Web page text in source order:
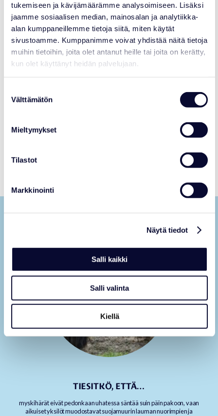
tukemiseen ja kävijämäärämme analysoimiseen. Lisäksi
jaamme sosiaalisen median, mainosalan ja analytiikka-
alan kumppaneillemme tietoja siitä, miten käytät
sivustoamme. Kumppanimme voivat yhdistää näitä tietoja
muihin tietoihin, joita olet antanut heille tai joita on kerätty,
kun olet käyttänyt heidän palvelujaan.
valinta
Välttämätön
Mieltymykset
Tilastot
Markkinointi
Näytä tiedot
Salli kaikki
Salli valinta
Kiellä
LUOKKA : Mammalia – Nisäkkäät
: Artiodactyla – Sorkkaeläimet
HEIMO: Bovidae – Onttosarviset
KOKO: Uroksen paino 260–400 kg,
naaraan paino 170–300 kg, säkäkorkeus
91–152 cm.
kantoaika 250 vrk (8,5 kk), jälkeläisiä
naaraat sukukypsiä 2-vuotiaina, urokset
usein vasta 5-vuotiaina.
TIESITKÖ, ETTÄ…
myskihärät eivät pedonkaan uhatessa säntää suin päin pakoon, vaan
aikuiset yksilöt muodostavat suojamuurin lauman nuorimpien ja